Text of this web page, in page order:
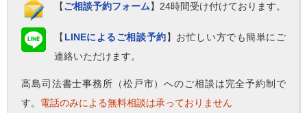
【ご相談予約フォーム】24時間受け付けております。
【 LINEによるご相談予約】お忙しい方でも簡単にご
連絡いただけます。
高島司法書士事務所（松戸市）へのご相談は完全予約制で
す。 電話のみによる無料相談は承っておりません